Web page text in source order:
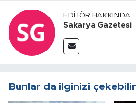
EDITÖR HAKKINDA
Sakarya Gazetesi
Bunlar da ilginizi çekebilir